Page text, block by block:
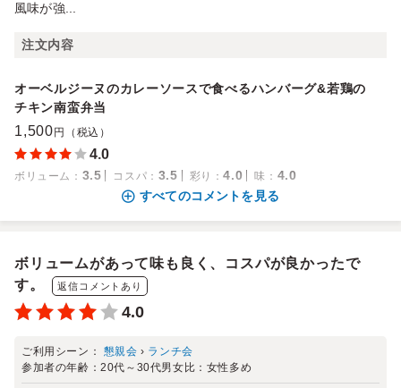
風味が強...
注文内容
オーベルジーヌのカレーソースで食べるハンバーグ&若鶏の
チキン南蛮弁当
1,500 円（税込）
4.0
ボリューム ： 3.5 コスパ ： 3.5 彩り ：4.0 味 ： 4.0
すべてのコメントを見る
ボリュームがあって味も良く、コスパが良かったで
す。
返信コメントあり
4.0
ご利用シーン： 懇親会 › ランチ会
参加者の年齢：20代～30代男女比： 女性多め